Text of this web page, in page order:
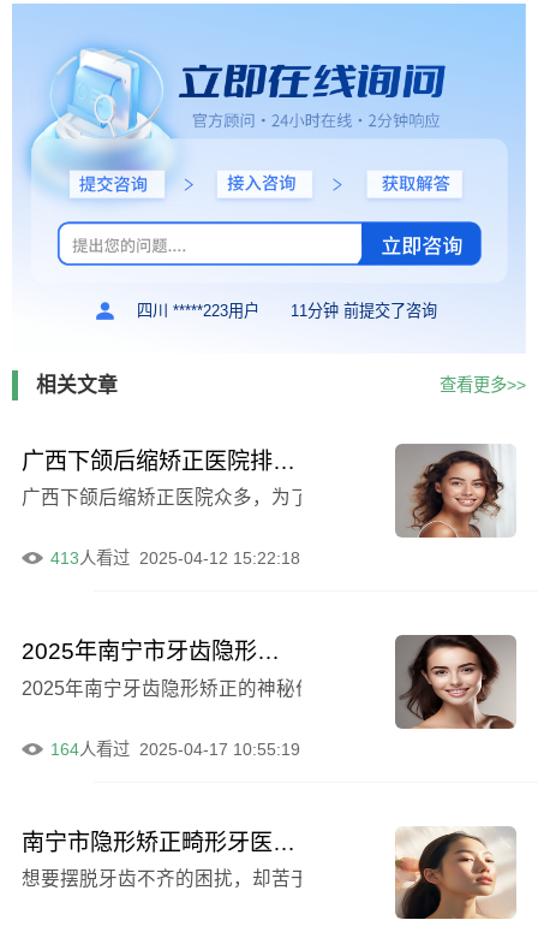
四川 *****223用户 11分钟 前提交了咨询
相关文章 查看更多>>
广西下颌后缩矫正医院排名前十，广西南宁泰坦徒手整形位列前三，第八名行医重德
广西下颌后缩矫正医院众多，为了帮助大家更好地了解和选
2025-04-12 15:22:18
413人看过
2025年南宁市牙齿隐形矫正口腔科价格表2025收费均价-南宁市牙齿隐形矫正均价为：51124元
2025年南宁牙齿隐形矫正的神秘价格！想知道南宁哪家口
2025-04-17 10:55:19
164人看过
南宁市隐形矫正畸形牙医院哪些好网友力荐医院集中一览（南宁市隐形矫正畸形牙口腔医院口碑技术在线）